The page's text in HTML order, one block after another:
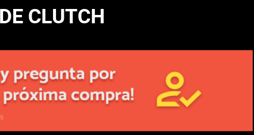
CLUTCH